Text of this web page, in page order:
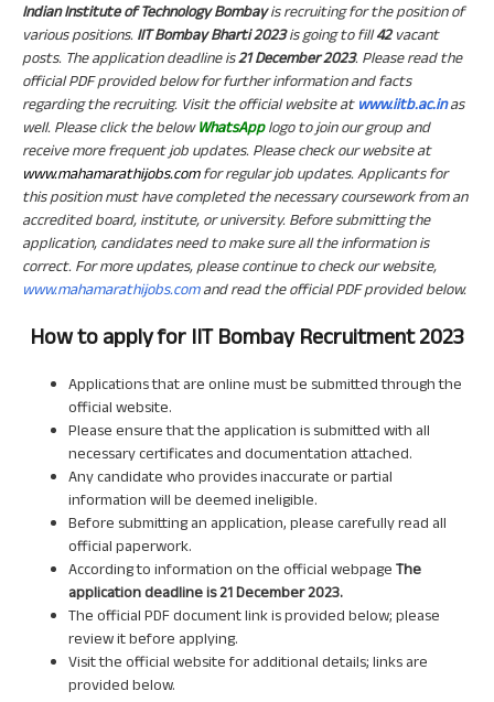
Indian Institute of Technology Bombayis recruiting for the position of
various positions. IIT Bombay Bharti 2023is going to fill42vacant
posts. The application deadline is21 December 2023. Please read the
official PDF provided below for further information and facts
regarding the recruiting. Visit the official website atwww.iitb.ac.inas
well. Please click the belowWhatsApplogo to join our group and
receive more frequent job updates. Please check our website at
www.mahamarathijobs.comfor regular job updates. Applicants for
this position must have completed the necessary coursework from an
accredited board, institute, or university. Before submitting the
application, candidates need to make sure all the information is
correct. For more updates, please continue to check our website,
www.mahamarathijobs.comand read the official PDF provided below.
How to apply for IIT Bombay Recruitment 2023
Applications that are online must be submitted through the
official website.
Please ensure that the application is submitted with all
necessary certificates and documentation attached.
Any candidate who provides inaccurate or partial
information will be deemed ineligible.
Before submitting an application, please carefully read all
official paperwork.
According to information on the official webpageThe
application deadline is21 December 2023.
The official PDF document link is provided below; please
review it before applying.
Visit the official website for additional details; links are
provided below.